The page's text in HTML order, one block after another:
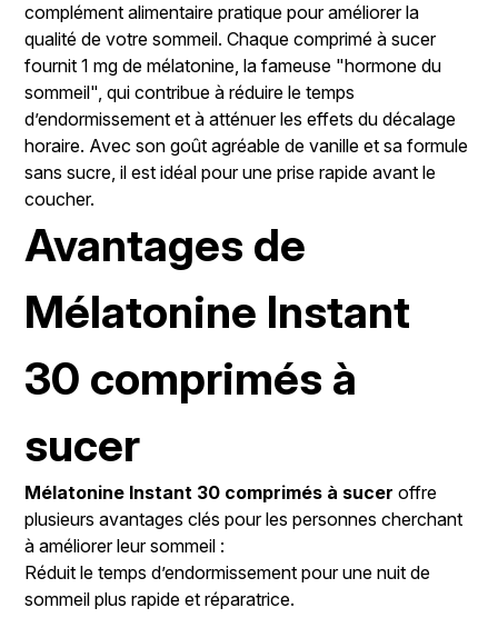
complément alimentaire pratique pour améliorer la
qualité de votre sommeil. Chaque comprimé à sucer
fournit 1 mg de mélatonine, la fameuse "hormone du
sommeil", qui contribue à réduire le temps
d’endormissement et à atténuer les effets du décalage
horaire. Avec son goût agréable de vanille et sa formule
sans sucre, il est idéal pour une prise rapide avant le
coucher.
Avantages de
Mélatonine Instant
30 comprimés à
sucer
Mélatonine Instant 30 comprimés à sucer offre
plusieurs avantages clés pour les personnes cherchant
à améliorer leur sommeil :
Réduit le temps d’endormissement pour une nuit de
sommeil plus rapide et réparatrice.